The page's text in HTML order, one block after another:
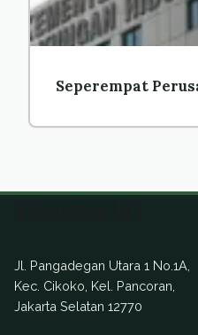
Seperempat
Jl. Pangadegan Utara 1 No.1A,
Kec. Cikoko, Kel. Pancoran,
Jakarta Selatan 12770